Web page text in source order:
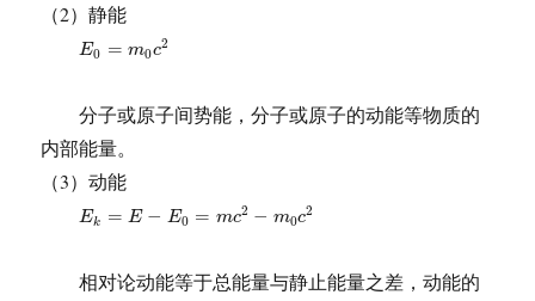
（2）静能
E0 = m0c2
E0
分子或原子间势能，分子或原子的动能等物质的
内部能量。
（3）动能
Ek = E − E0 = mc2 − m0c2
Ek −E mc c2
相对论动能等于总能量与静止能量之差，动能的